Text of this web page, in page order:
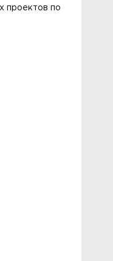
проектов по